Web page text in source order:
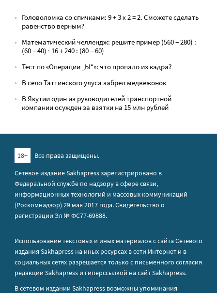
Головоломка со спичками: 9 + 3 х 2 = 2. Сможете сделать
равенство верным?
Математический челлендж: решите пример (560 − 280) :
(60 − 40) · 16 + 240 : (80 − 60)
Тест по «Операции „Ы“»: что пропало из кадра?
В село Таттинского улуса забрел медвежонок
В Якутии один из руководителей транспортной
компании осужден за взятки на 15 млн рублей
18+
Все права защищены.
Сетевое издание Sakhapress зарегистрировано в
Федеральной службе по надзору в сфере связи,
информационных технологий и массовых коммуникаций
(Роскомнадзор) 29 мая 2017 года. Свидетельство о
регистрации Эл № ФС77-69888.
Использование текстовых и иных материалов с сайта Сетевого
издания Sakhapress на иных ресурсах в сети Интернет и в
социальных сетях разрешается только с письменного согласия
редакции Sakhapress и гиперссылкой на сайт Sakhapress.
В сетевом издании Sakhapress возможны упоминания